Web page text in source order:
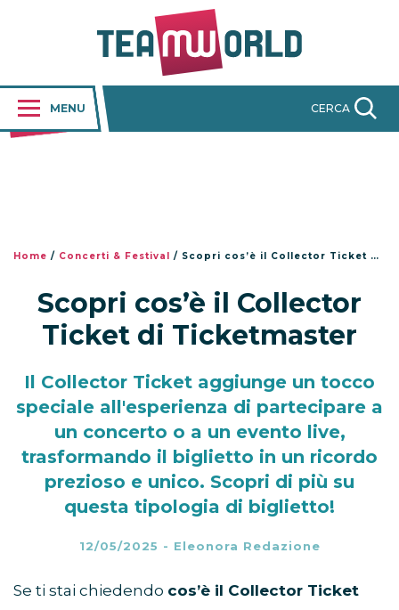
MENU CERCA
Home / Concerti & Festival / Scopri cos’è il Collector Ticket di Ticketmaster
Scopri cos’è il Collector
Ticket di Ticketmaster
Il Collector Ticket aggiunge un tocco
speciale all'esperienza di partecipare a
un concerto o a un evento live,
trasformando il biglietto in un ricordo
prezioso e unico. Scopri di più su
questa tipologia di biglietto!
12/05/2025 - Eleonora Redazione
Se ti stai chiedendo cos’è il Collector Ticket